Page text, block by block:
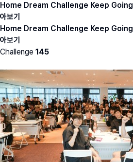
Home Dream Challenge Keep Going
아보기
Home Dream Challenge Keep Going
아보기
Challenge 145